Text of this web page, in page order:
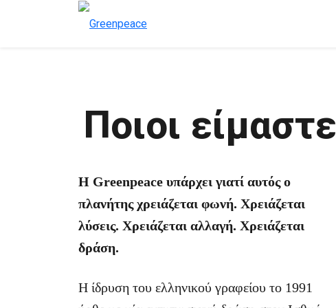
Ποιοι είμαστε
Η Greenpeace υπάρχει γιατί αυτός ο
πλανήτης χρειάζεται φωνή. Χρειάζεται
λύσεις. Χρειάζεται αλλαγή. Χρειάζεται
δράση.
Η ίδρυση του ελληνικού γραφείου το 1991